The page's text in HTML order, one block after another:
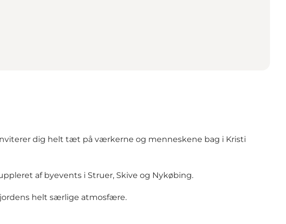
dig helt tæt på værkerne og menneskene bag i Kristi
af byevents i Struer, Skive og Nykøbing.
helt særlige atmosfære.